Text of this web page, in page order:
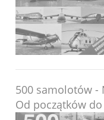
500 samolotów -
Od początków